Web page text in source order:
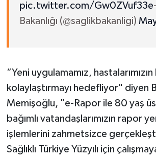
pic.twitter.com/Gw0ZVuf33e
Bakanlığı (@saglikbakanligi)
“Yeni uygulamamız, hastalarımızın
kolaylaştırmayı hedefliyor" diyen
Memişoğlu, "e-Rapor ile 80 yaş
bağımlı vatandaşlarımızın rapor
işlemlerini zahmetsizce
Sağlıklı Türkiye Yüzyılı için